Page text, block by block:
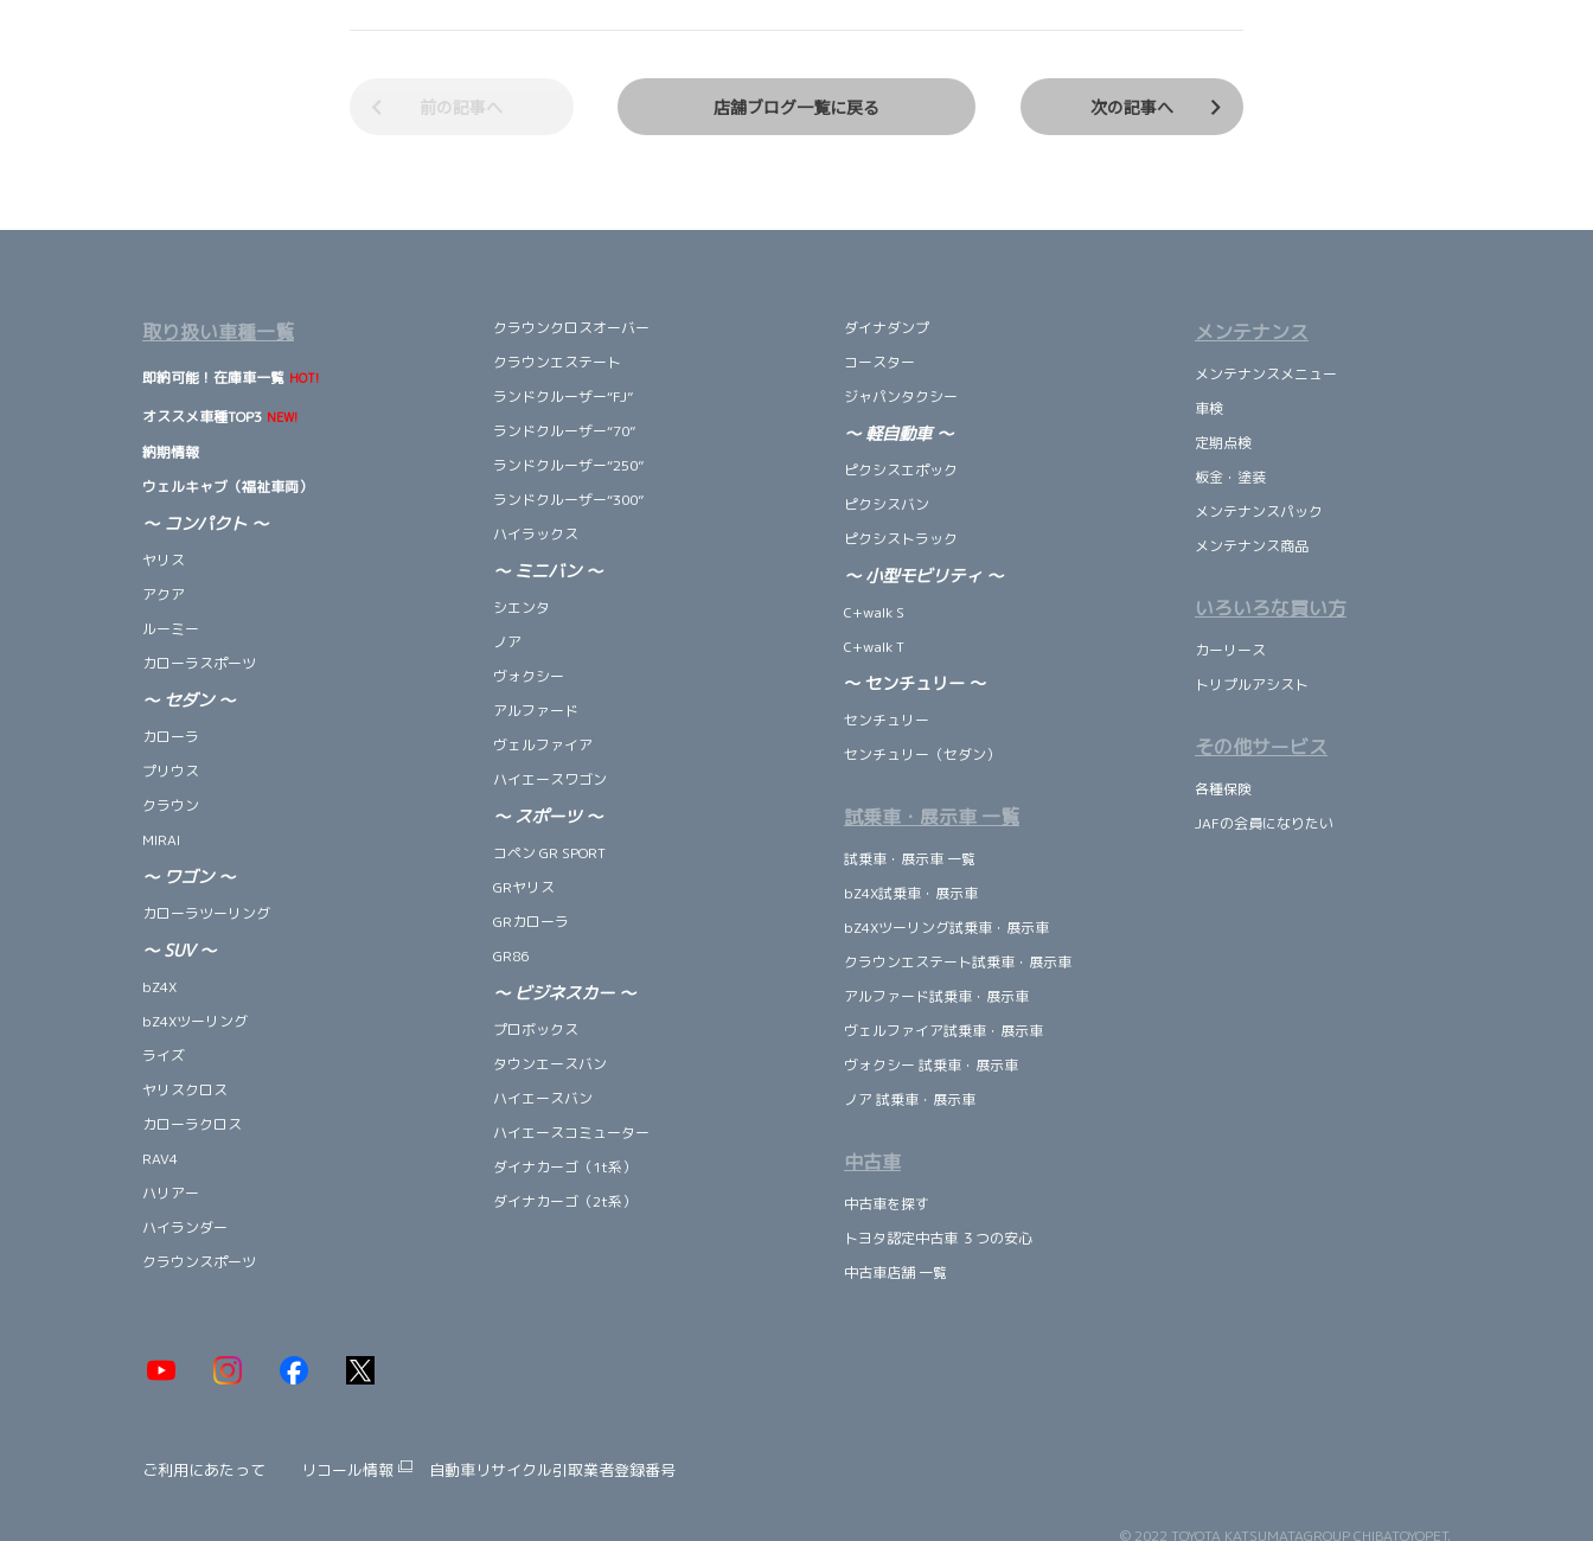
前の記事へ 店舗ブログ一覧に戻る 次の記事へ
取り扱い車種一覧
即納可能！在庫車一覧 HOT!
オススメ車種TOP3 NEW!
納期情報
ウェルキャブ（福祉車両）
～ コンパクト ～
ヤリス
アクア
ルーミー
カローラスポーツ
～ セダン ～
カローラ
プリウス
クラウン
MIRAI
～ ワゴン ～
カローラツーリング
～ SUV～
bZ4X
bZ4Xツーリング
ライズ
ヤリスクロス
カローラクロス
RAV4
ハリアー
ハイランダー
クラウンスポーツ
クラウンクロスオーバー
クラウンエステート
ランドクルーザー“FJ”
ランドクルーザー“70”
ランドクルーザー“250”
ランドクルーザー“300”
ハイラックス
～ ミニバン ～
シエンタ
ノア
ヴォクシー
アルファード
ヴェルファイア
ハイエースワゴン
～ スポーツ ～
コペン GR SPORT
GRヤリス
GRカローラ
GR86
～ ビジネスカー ～
プロボックス
タウンエースバン
ハイエースバン
ハイエースコミューター
ダイナカーゴ（1t系）
ダイナカーゴ（2t系）
ダイナダンプ
コースター
ジャパンタクシー
～ 軽自動車～
ピクシスエポック
ピクシスバン
ピクシストラック
～ 小型モビリティ ～
C+walk S
C+walk T
～ センチュリー ～
センチュリー
センチュリー（セダン）
試乗車・展示車 一覧
試乗車・展示車 一覧
bZ4X試乗車・展示車
bZ4Xツーリング試乗車・展示車
クラウンエステート試乗車・展示車
アルファード試乗車・展示車
ヴェルファイア試乗車・展示車
ヴォクシー 試乗車・展示車
ノア 試乗車・展示車
中古車
中古車を探す
トヨタ認定中古車 ３つの安心
中古車店舗 一覧
メンテナンス
メンテナンスメニュー
車検
定期点検
板金・塗装
メンテナンスパック
メンテナンス商品
いろいろな買い方
カーリース
トリプルアシスト
その他サービス
各種保険
JAFの会員になりたい
ご利用にあたって リコール情報 自動車リサイクル引取業者登録番号
© 2022 TOYOTA KATSUMATAGROUP CHIBATOYOPET.